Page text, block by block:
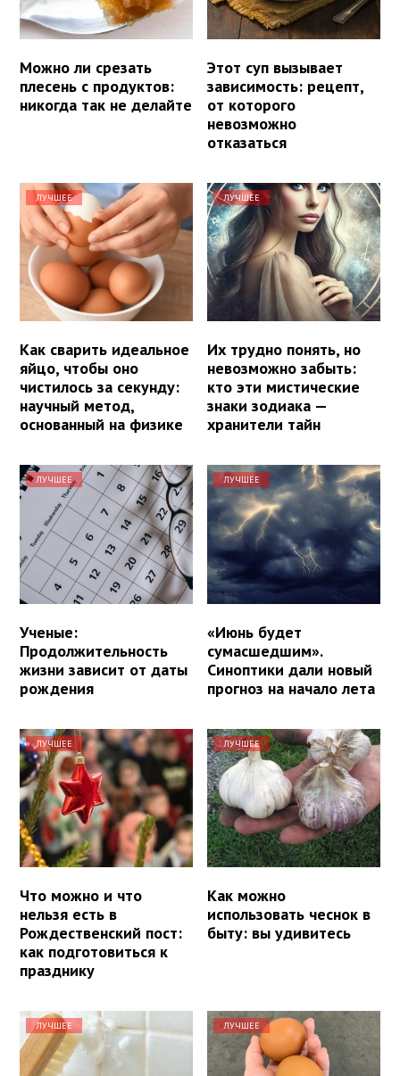
Можно ли срезать
плесень с продуктов:
никогда так не делайте
Этот суп вызывает
зависимость: рецепт,
от которого
невозможно
отказаться
ЛУЧШЕЕ
Как сварить идеальное
яйцо, чтобы оно
чистилось за секунду:
научный метод,
основанный на физике
ЛУЧШЕЕ
Их трудно понять, но
невозможно забыть:
кто эти мистические
знаки зодиака —
хранители тайн
ЛУЧШЕЕ
Ученые:
Продолжительность
жизни зависит от даты
рождения
ЛУЧШЕЕ
«Июнь будет
сумасшедшим».
Синоптики дали новый
прогноз на начало лета
ЛУЧШЕЕ
Что можно и что
нельзя есть в
Рождественский пост:
как подготовиться к
празднику
ЛУЧШЕЕ
Как можно
использовать чеснок в
быту: вы удивитесь
ЛУЧШЕЕ ЛУЧШЕЕ